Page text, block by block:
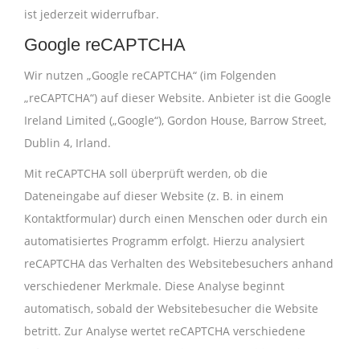
ist jederzeit widerrufbar.
Google reCAPTCHA
Wir nutzen „Google reCAPTCHA“ (im Folgenden
„reCAPTCHA“) auf dieser Website. Anbieter ist die Google
Ireland Limited („Google“), Gordon House, Barrow Street,
Dublin 4, Irland.
Mit reCAPTCHA soll überprüft werden, ob die
Dateneingabe auf dieser Website (z. B. in einem
Kontaktformular) durch einen Menschen oder durch ein
automatisiertes Programm erfolgt. Hierzu analysiert
reCAPTCHA das Verhalten des Websitebesuchers anhand
verschiedener Merkmale. Diese Analyse beginnt
automatisch, sobald der Websitebesucher die Website
betritt. Zur Analyse wertet reCAPTCHA verschiedene